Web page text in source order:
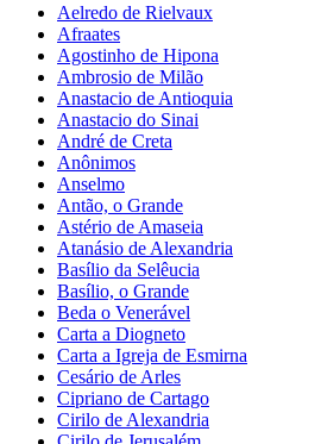
Aelredo de Rielvaux
Afraates
Agostinho de Hipona
Ambrosio de Milão
Anastacio de Antioquia
Anastacio do Sinai
André de Creta
Anônimos
Anselmo
Antão, o Grande
Astério de Amaseia
Atanásio de Alexandria
Basílio da Selêucia
Basílio, o Grande
Beda o Venerável
Carta a Diogneto
Carta a Igreja de Esmirna
Cesário de Arles
Cipriano de Cartago
Cirilo de Alexandria